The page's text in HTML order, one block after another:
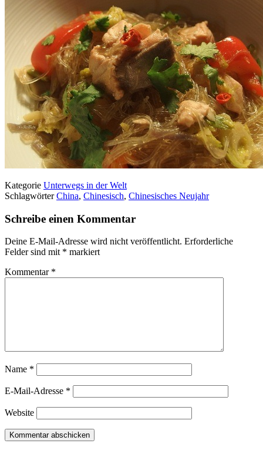
Kategorie Unterwegs in der Welt
SchlagwörterChina, Chinesisch, Chinesisches Neujahr
Schreibe einen Kommentar
Deine E-Mail-Adresse wird nicht veröffentlicht. Erforderliche
Felder sind mit * markiert
Kommentar *
Name *
E-Mail-Adresse *
Website